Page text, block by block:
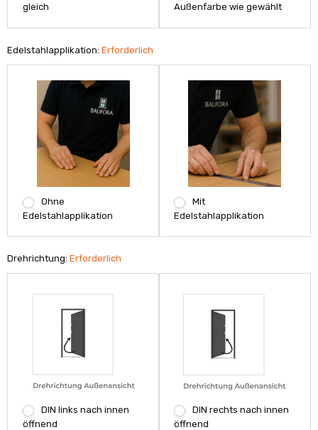
gleich
Außenfarbe wie gewählt
Edelstahlapplikation:Erforderlich
Ohne
Edelstahlapplikation
Mit
Edelstahlapplikation
Drehrichtung:Erforderlich
DIN links nach innen
öffnend
DIN rechts nach innen
öffnend